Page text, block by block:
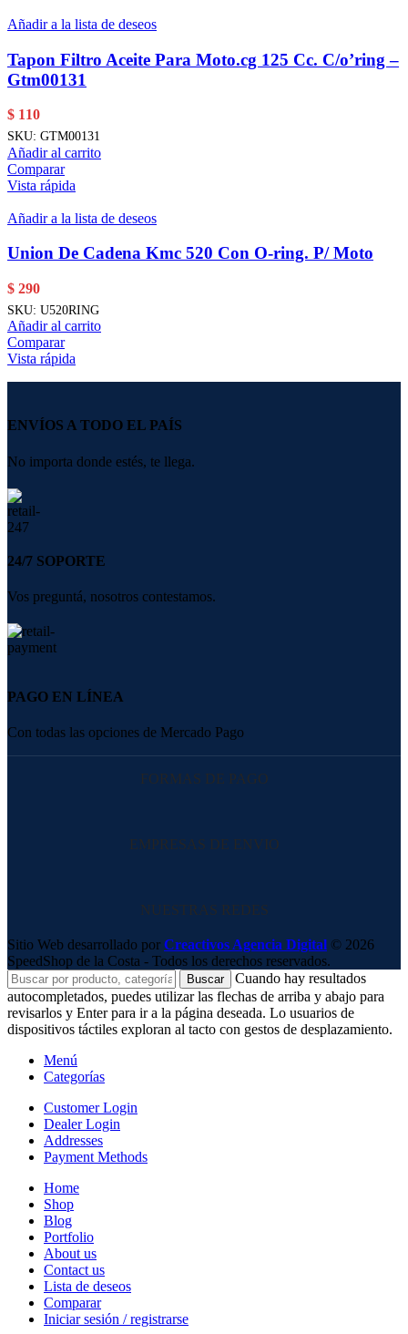
Añadir a la lista de deseos
Tapon Filtro Aceite Para Moto.cg 125 Cc. C/o’ring –
Gtm00131
$ 110
SKU: GTM00131
Añadir al carrito
Comparar
Vista rápida
Añadir a la lista de deseos
Union De Cadena Kmc 520 Con O-ring. P/ Moto
$ 290
SKU: U520RING
Añadir al carrito
Comparar
Vista rápida
ENVÍOS A TODO EL PAÍS
No importa donde estés, te llega.
24/7 SOPORTE
Vos preguntá, nosotros contestamos.
PAGO EN LÍNEA
Con todas las opciones de Mercado Pago
FORMAS DE PAGO
EMPRESAS DE ENVIO
NUESTRAS REDES
Sitio Web desarrollado por Creactivos Agencia Digital © 2026
SpeedShop de la Costa - Todos los derechos reservados.
Buscar
Cuando hay resultados
autocompletados, puedes utilizar las flechas de arriba y abajo para
revisarlos y Enter para ir a la página deseada. Lo usuarios de
dispositivos táctiles exploran al tacto con gestos de desplazamiento.
Menú
Categorías
Customer Login
Dealer Login
Addresses
Payment Methods
Home
Shop
Blog
Portfolio
About us
Contact us
Lista de deseos
Comparar
Iniciar sesión / registrarse